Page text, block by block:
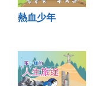
熱血少年